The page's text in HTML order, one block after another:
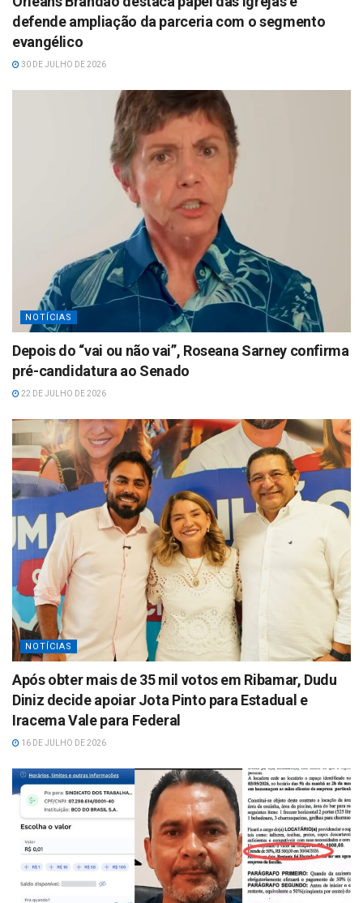
defende ampliação da parceria com o segmento
evangélico
30 DE JULHO DE 2026
NOTÍCIAS
Depois do “vai ou não vai”, Roseana Sarney confirma
pré-candidatura ao Senado
22 DE JULHO DE 2026
NOTÍCIAS
Após obter mais de 35 mil votos em Ribamar, Dudu
Diniz decide apoiar Jota Pinto para Estadual e
Iracema Vale para Federal
16 DE JULHO DE 2026